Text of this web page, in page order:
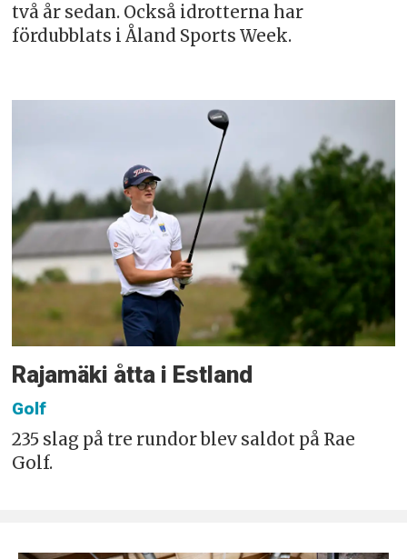
två år sedan. Också idrotterna har
fördubblats i Åland Sports Week.
Rajamäki åtta i Estland
Golf
235 slag på tre rundor blev saldot på Rae
Golf.